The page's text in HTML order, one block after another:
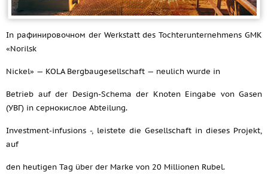
In рафинировочном der Werkstatt des Tochterunternehmens GMK
«Norilsk
Nickel» — KOLA Bergbaugesellschaft — neulich wurde in
Betrieb auf der Design-Schema der Knoten Eingabe von Gasen
(УВГ) in сернокислое Abteilung.
Investment-infusions -, leistete die Gesellschaft in dieses Projekt,
auf
den heutigen Tag über der Marke von 20 Millionen Rubel.